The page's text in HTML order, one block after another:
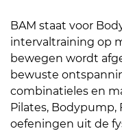
BAM staat voor
intervaltraining op
bewegen wordt
bewuste
combinatieles en
Pilates, Bodypump,
oefeningen uit de